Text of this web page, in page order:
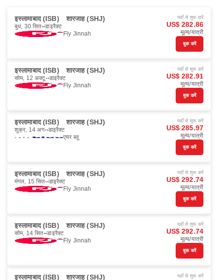
इस्लामाबाद (ISB) शारजाह (SHJ)
बुध, 30 सित॰ डाइरैक्ट
Fly Jinnah
यहाँ से शुरू करें
US$ 282.86
मूल्य/यात्री
बुक करें
इस्लामाबाद (ISB) शारजाह (SHJ)
सोम, 12 अक्टू॰ डाइरैक्ट
Fly Jinnah
यहाँ से शुरू करें
US$ 282.91
मूल्य/यात्री
बुक करें
इस्लामाबाद (ISB) शारजाह (SHJ)
शुक्र, 14 अग॰ डाइरैक्ट
एयर ब्लू
यहाँ से शुरू करें
US$ 285.97
मूल्य/यात्री
बुक करें
इस्लामाबाद (ISB) शारजाह (SHJ)
मंगल, 15 सित॰ डाइरैक्ट
Fly Jinnah
यहाँ से शुरू करें
US$ 292.74
मूल्य/यात्री
बुक करें
इस्लामाबाद (ISB) शारजाह (SHJ)
सोम, 14 सित॰ डाइरैक्ट
Fly Jinnah
यहाँ से शुरू करें
US$ 292.74
मूल्य/यात्री
बुक करें
इस्लामाबाद (ISB) शारजाह (SHJ) यहाँ से शुरू करें